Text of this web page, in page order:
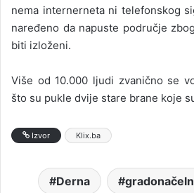
nema internerneta ni telefonskog
naređeno da napuste područje
biti izloženi.
Više od 10.000 ljudi zvanično se
što su pukle dvije stare brane koje
Izvor Klix.ba
Derna